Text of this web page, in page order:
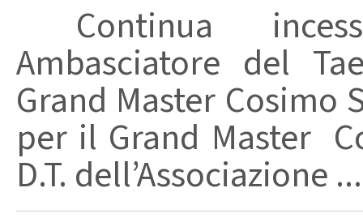
Continua
Ambasciatore del
Grand Master Cosimo
per il Grand Master
D.T. dell’Associazione ...